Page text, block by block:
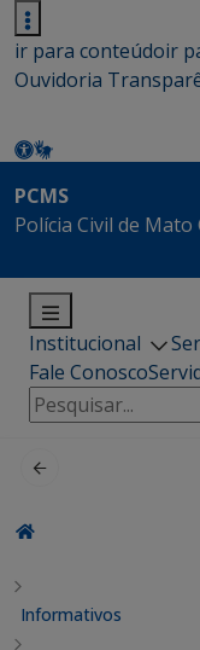
ir para conteúdoir
Ouvidoria
PCMS
Polícia Civil de Mato
Institucional
Fale Conosco
Pesquisar
por:
Informativos